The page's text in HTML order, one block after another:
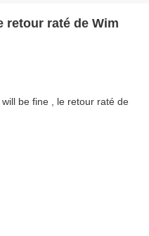
retour raté de Wim